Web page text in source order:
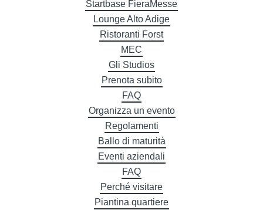
Startbase FieraMesse
Lounge Alto Adige
Ristoranti Forst
MEC
Gli Studios
Prenota subito
FAQ
Organizza un evento
Regolamenti
Ballo di maturità
Eventi aziendali
FAQ
Perché visitare
Piantina quartiere